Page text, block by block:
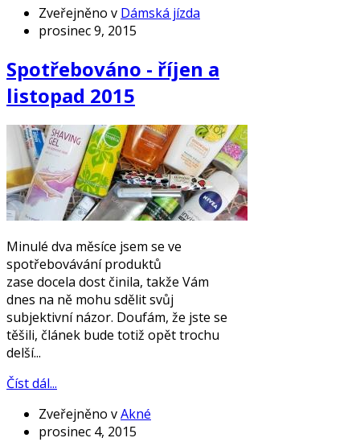
Zveřejněno v Dámská jízda
prosinec 9, 2015
Spotřebováno - říjen a
listopad 2015
Minulé dva měsíce jsem se ve
spotřebovávání produktů
zase docela dost činila, takže Vám
dnes na ně mohu sdělit svůj
subjektivní názor. Doufám, že jste se
těšili, článek bude totiž opět trochu
delší...
Číst dál...
Zveřejněno vAkné
prosinec 4, 2015